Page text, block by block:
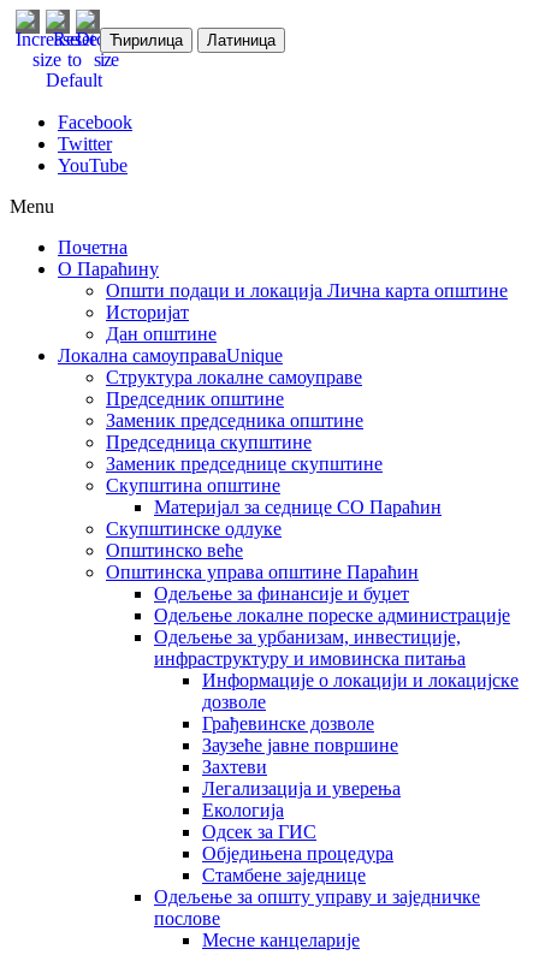
Ћирилица Латиница
Facebook
Twitter
YouTube
Menu
Почетна
О Параћину
Општи подаци и локација Лична карта општине
Историјат
Дан општине
Локална самоуправаUnique
Структура локалне самоуправе
Председник општине
Заменик председника општине
Председница скупштине
Заменик председнице скупштине
Скупштина општине
Материјал за седнице СО Параћин
Скупштинске одлуке
Општинско веће
Општинска управа општине Параћин
Одељење за финансије и буџет
Одељење локалне пореске администрације
Одељење за урбанизам, инвестиције,
инфраструктуру и имовинска питања
Информације о локацији и локацијске
дозволе
Грађевинске дозволе
Заузеће јавне површине
Захтеви
Легализација и уверења
Екологија
Одсек за ГИС
Обједињена процедура
Стамбене заједнице
Oдељење за општу управу и заједничке
послове
Месне канцеларије